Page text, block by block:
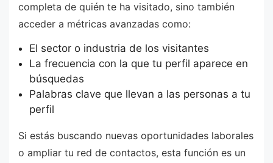
completa de quién te ha visitado, sino también
acceder a métricas avanzadas como:
El sector o industria de los visitantes
La frecuencia con la que tu perfil aparece en
búsquedas
Palabras clave que llevan a las personas a tu
perfil
Si estás buscando nuevas oportunidades laborales
o ampliar tu red de contactos, esta función es un